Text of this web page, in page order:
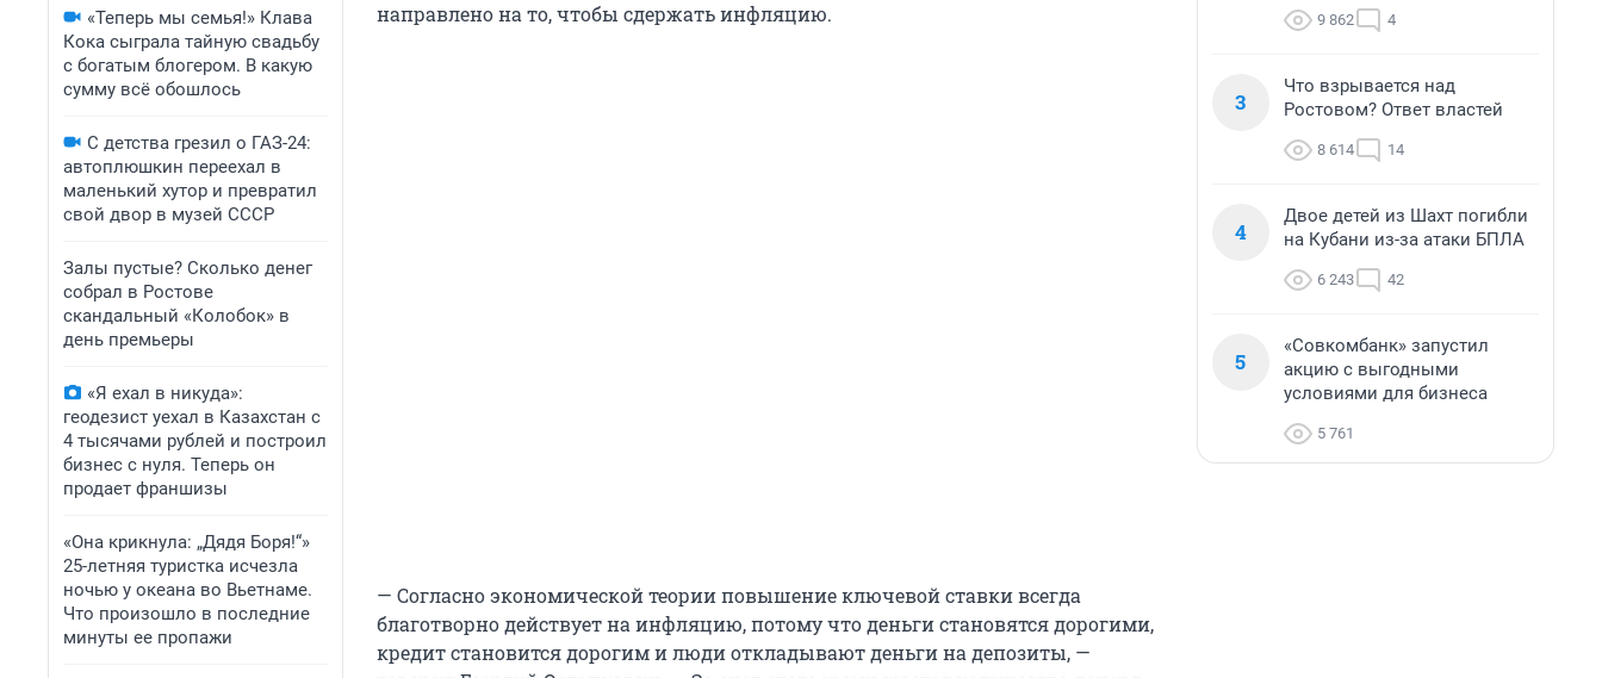
«Теперь мы семья!» Клава
Кока сыграла тайную свадьбу
с богатым блогером. В какую
сумму всё обошлось
С детства грезил о ГАЗ-24:
автоплюшкин переехал в
маленький хутор и превратил
свой двор в музей СССР
Залы пустые? Сколько денег
собрал в Ростове
скандальный «Колобок» в
день премьеры
«Я ехал в никуда»:
геодезист уехал в Казахстан с
4 тысячами рублей и построил
бизнес с нуля. Теперь он
продает франшизы
«Она крикнула: „Дядя Боря!“»
25-летняя туристка исчезла
ночью у океана во Вьетнаме.
Что произошло в последние
минуты ее пропажи
направлено на то, чтобы сдержать инфляцию.
— Согласно экономической теории повышение ключевой ставки всегда
благотворно действует на инфляцию, потому что деньги становятся дорогими,
кредит становится дорогим и люди откладывают деньги на депозиты, —
9 862 4
3
Что взрывается над
Ростовом? Ответ властей
8 614 14
4
Двое детей из Шахт погибли
на Кубани из-за атаки БПЛА
6 243 42
5
«Совкомбанк» запустил
акцию с выгодными
условиями для бизнеса
5 761